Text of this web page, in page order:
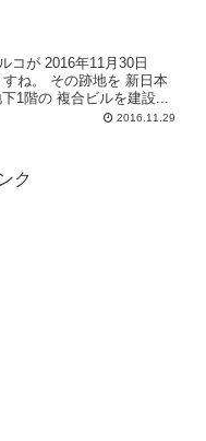
新日本
1階の 複合ビルを建設...
2016.11.29
ク